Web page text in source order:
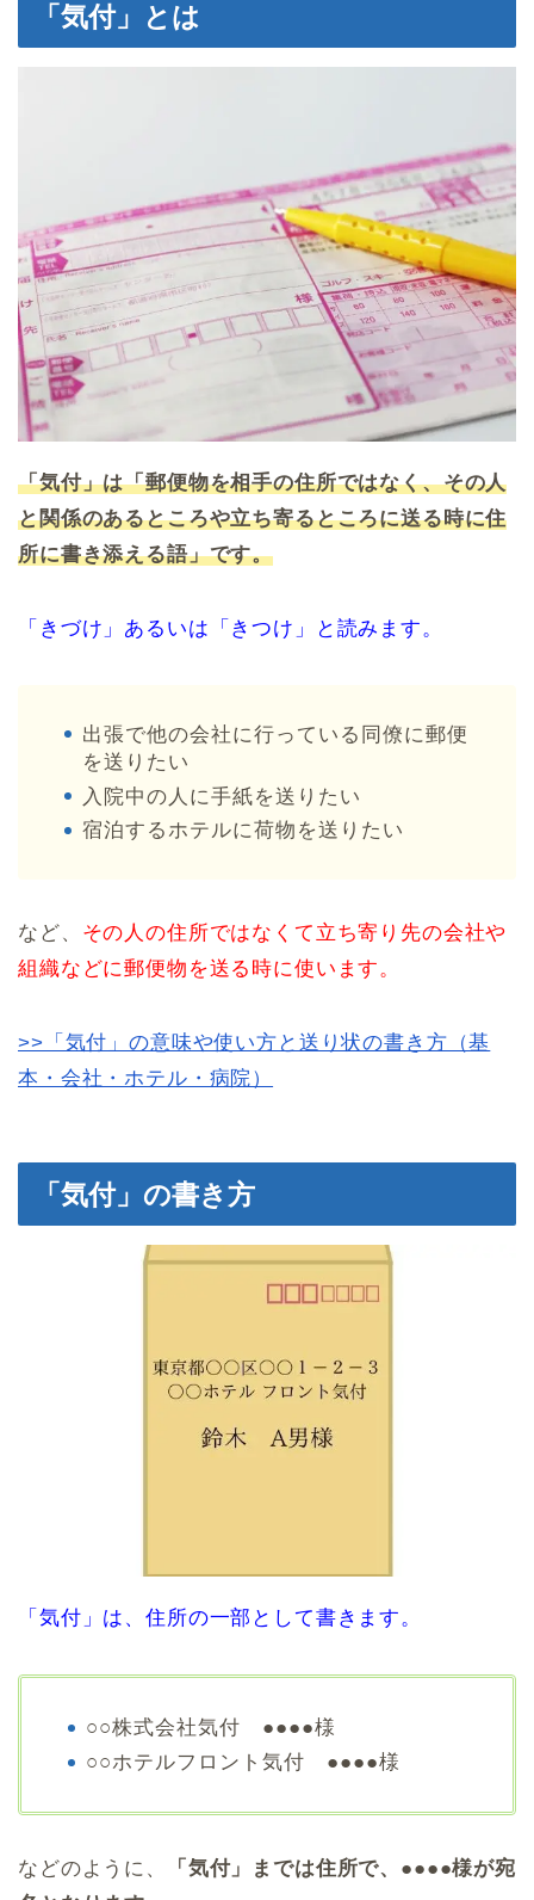
「気付」とは
「気付」は「郵便物を相手の住所ではなく、その人
と関係のあるところや立ち寄るところに送る時に住
所に書き添える語」です。
「きづけ」あるいは「きつけ」と読みます。
出張で他の会社に行っている同僚に郵便
を送りたい
入院中の人に手紙を送りたい
宿泊するホテルに荷物を送りたい
など、 その人の住所ではなくて立ち寄り先の会社や
組織などに郵便物を送る時に使います。
>>「気付」の意味や使い方と送り状の書き方（基
本・会社・ホテル・病院）
「気付」の書き方
「気付」は、住所の一部として書きます。
○○株式会社気付 ●●●●様
○○ホテルフロント気付 ●●●●様
などのように、
「気付」までは住所で、●●●●様が宛